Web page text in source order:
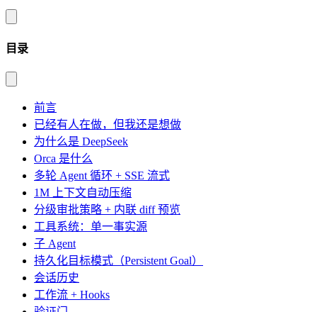
目录
前言
已经有人在做，但我还是想做
为什么是 DeepSeek
Orca 是什么
多轮 Agent 循环 + SSE 流式
1M 上下文自动压缩
分级审批策略 + 内联 diff 预览
工具系统：单一事实源
子 Agent
持久化目标模式（Persistent Goal）
会话历史
工作流 + Hooks